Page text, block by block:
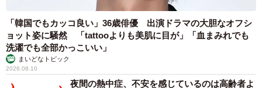
「韓国でもカッコ良い」36歳俳優 出演ドラマの大胆なオフシ
ョット姿に騒然 「tattooよりも美肌に目が」「血まみれでも
洗濯でも全部かっこいい」
まいどなトピック
2026.08.10
夜間の熱中症、不安を感じているのは高齢者よ